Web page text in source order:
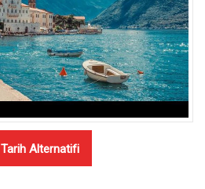
Tarih Alternatifi